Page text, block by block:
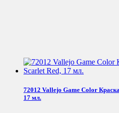
72012 Vallejo Game Color
17 мл.